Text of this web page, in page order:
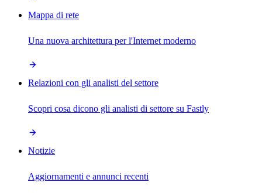
Mappa di rete
Una nuova architettura per l'Internet moderno
Relazioni con gli analisti del settore
Scopri cosa dicono gli analisti di settore su Fastly
Notizie
Aggiornamenti e annunci recenti